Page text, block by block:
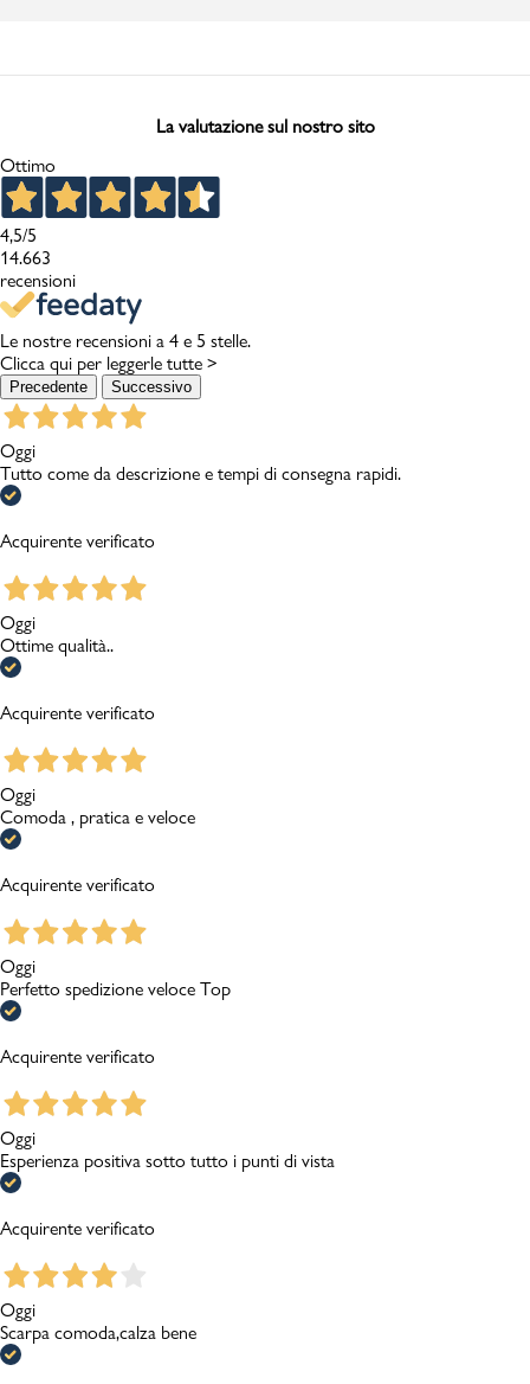
La valutazione sul nostro sito
Ottimo
4,5/5
14.663
recensioni
Le nostre recensioni a 4 e 5 stelle.
Clicca qui per leggerle tutte >
Precedente Successivo
Oggi
Tutto come da descrizione e tempi di consegna rapidi.
Acquirente verificato
Oggi
Ottime qualità..
Acquirente verificato
Oggi
Comoda , pratica e veloce
Acquirente verificato
Oggi
Perfetto spedizione veloce Top
Acquirente verificato
Oggi
Esperienza positiva sotto tutto i punti di vista
Acquirente verificato
Oggi
Scarpa comoda,calza bene